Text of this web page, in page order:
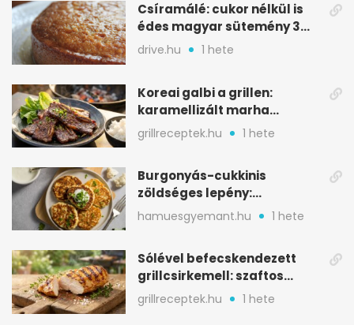
Csíramálé: cukor nélkül is
édes magyar sütemény 3
alapanyagból
drive.hu 1 hete
Koreai galbi a grillen:
karamellizált marha
rövidborda gyorsan
grillreceptek.hu 1 hete
Burgonyás-cukkinis
zöldséges lepény:
aranybarna, szaftos, hús
nélkül is
hamuesgyemant.hu 1 hete
Sólével befecskendezett
grillcsirkemell: szaftos
marad, nem szárad ki
grillreceptek.hu 1 hete